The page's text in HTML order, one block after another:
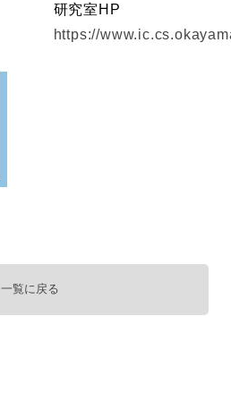
研究室HP
https://
一覧に戻る